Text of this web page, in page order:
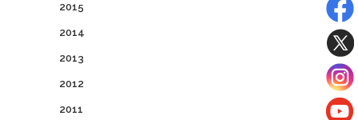
2015
2014
2013
2012
2011